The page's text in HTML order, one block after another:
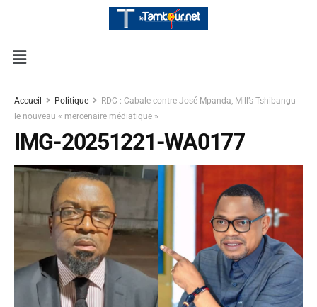
Accueil Politique
RDC : Cabale contre José Mpanda, Mill’s Tshibangu
le nouveau « mercenaire médiatique »
IMG-20251221-WA0177